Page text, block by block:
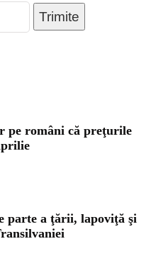
Trimite
pe români că preţurile
parte a ţării, lapoviţă şi